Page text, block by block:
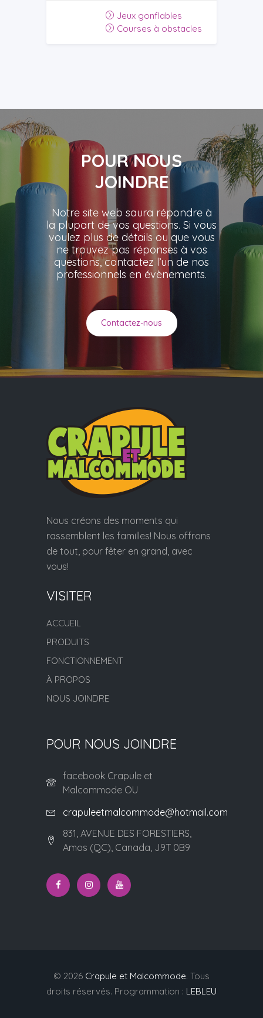
Jeux gonflables
Courses à obstacles
POUR NOUS
JOINDRE
Notre site web saura répondre à
la plupart de vos questions. Si vous
voulez plus de détails ou que vous
ne trouvez pas réponses à vos
questions, contactez l’un de nos
professionnels en évènements.
Contactez-nous
Nous créons des moments qui
rassemblent les familles! Nous offrons
de tout, pour fêter en grand, avec
vous!
VISITER
ACCUEIL
PRODUITS
FONCTIONNEMENT
À PROPOS
NOUS JOINDRE
POUR NOUS JOINDRE
facebook Crapule et
Malcommode OU
crapuleetmalcommode@hotmail.com
831, AVENUE DES FORESTIERS,
Amos (QC), Canada, J9T 0B9
© 2026 Crapule et Malcommode. Tous
droits réservés. Programmation : LEBLEU